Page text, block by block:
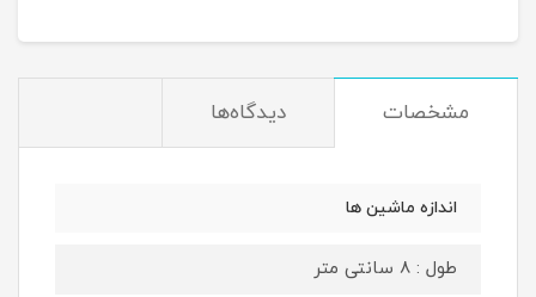
مشخصات دیدگاه‌ها
اندازه ماشین ها
طول : 8 سانتی متر